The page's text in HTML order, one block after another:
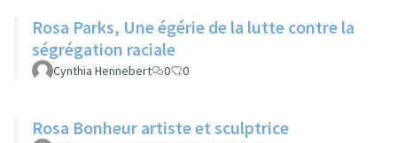
Rosa Parks, Une égérie de la lutte contre la
ségrégation raciale
Cynthia Hennebert 0 0
Rosa Bonheur artiste et sculptrice